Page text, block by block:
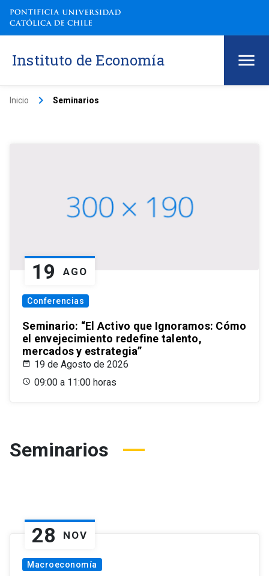
Instituto de Economía
Inicio keyboard_arrow_right Seminarios
19 AGO
Conferencias
Seminario: “El Activo que Ignoramos: Cómo
el envejecimiento redefine talento,
mercados y estrategia”
19 de Agosto de 2026
09:00 a 11:00 horas
Seminarios
28 NOV
Macroeconomía